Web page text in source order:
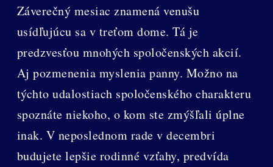
Záverečný mesiac znamená venušu
usídľujúcu sa v treťom dome. Tá je
predzvesťou mnohých spoločenských akcií.
Aj pozmenenia myslenia panny. Možno na
týchto udalostiach spoločenského charakteru
spoznáte niekoho, o kom ste zmýšľali úplne
inak. V neposlednom rade v decembri
budujete lepšie rodinné vzťahy, predvída